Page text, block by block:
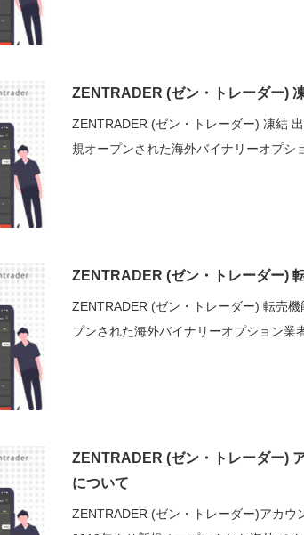
ZENTRADER (ゼン・トレーダー)
ZENTRADER (ゼン・トレーダー) 凍結
規オープンされた海外バイナリーオプシ
ZENTRADER (ゼン・トレーダー)
ZENTRADER (ゼン・トレーダー) 転売
プンされた海外バイナリーオプション業
ZENTRADER (ゼン・トレーダー)
について
ZENTRADER (ゼン・トレーダー)アカウ